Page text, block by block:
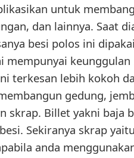
untuk
dan lainnya. Saat
besi polos ini
mempunyai
terkesan lebih kokoh
gedung,
Billet yakni baja
Sekiranya skrap
anda